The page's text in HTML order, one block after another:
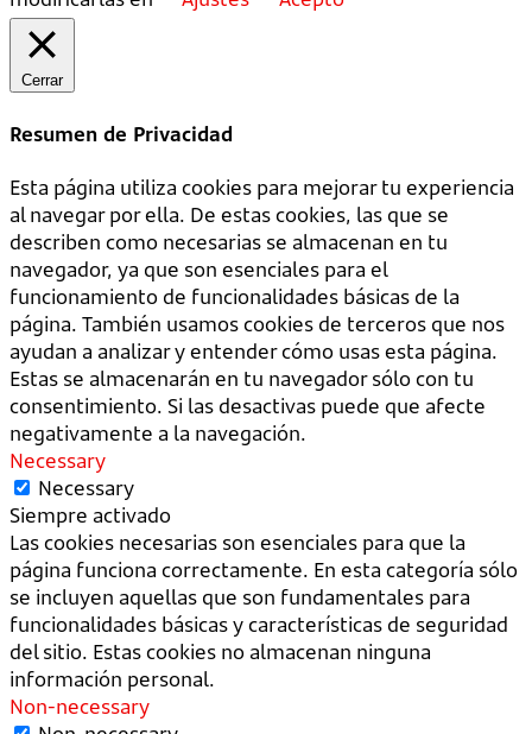
Cerrar
Resumen de Privacidad
Esta página utiliza cookies para mejorar tu experiencia
al navegar por ella. De estas cookies, las que se
describen como necesarias se almacenan en tu
navegador, ya que son esenciales para el
funcionamiento de funcionalidades básicas de la
página. También usamos cookies de terceros que nos
ayudan a analizar y entender cómo usas esta página.
Estas se almacenarán en tu navegador sólo con tu
consentimiento. Si las desactivas puede que afecte
negativamente a la navegación.
Necessary
Necessary
Siempre activado
Las cookies necesarias son esenciales para que la
página funciona correctamente. En esta categoría sólo
se incluyen aquellas que son fundamentales para
funcionalidades básicas y características de seguridad
del sitio. Estas cookies no almacenan ninguna
información personal.
Non-necessary